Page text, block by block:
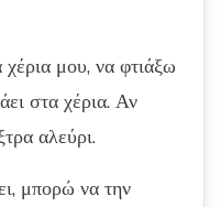
μου, να φτιάξω
στα χέρια. Αν
αλεύρι.
μπορώ να την